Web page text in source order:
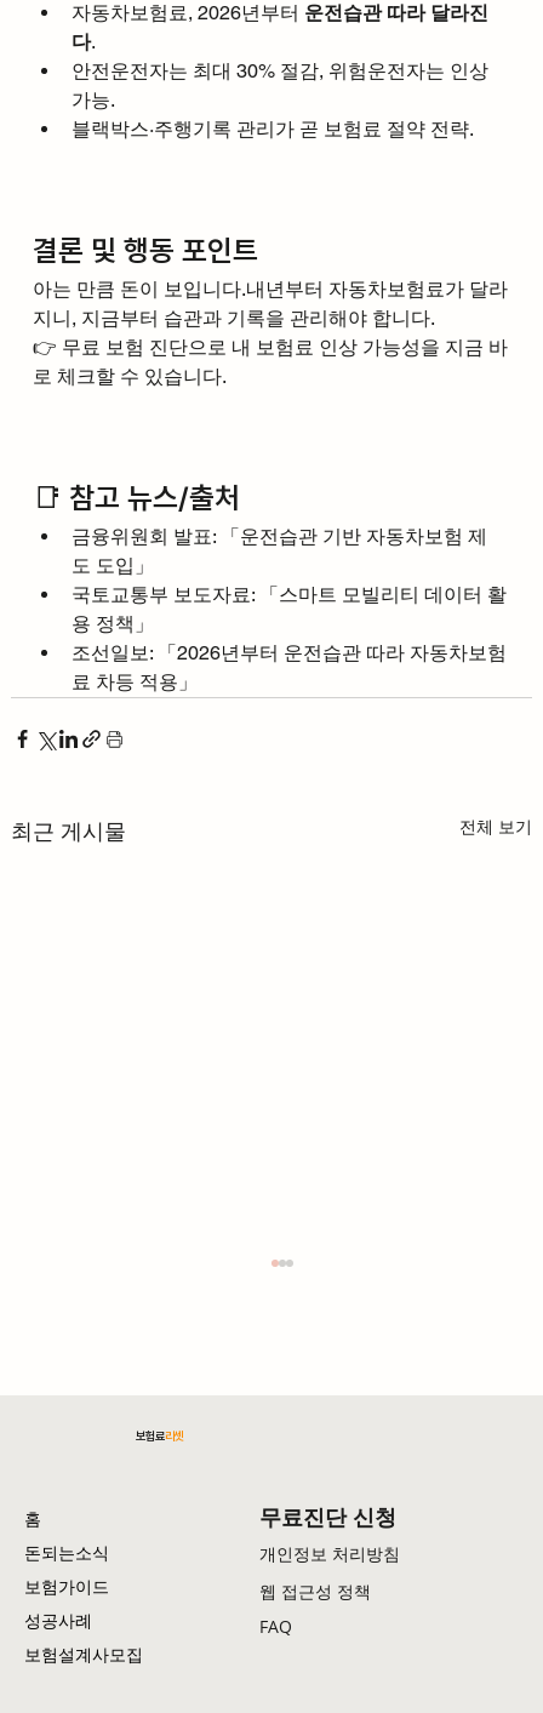
자동차보험료, 2026년부터 운전습관 따라 달라진
다.
안전운전자는 최대 30% 절감, 위험운전자는 인상
가능.
블랙박스·주행기록 관리가 곧 보험료 절약 전략.
결론 및 행동 포인트
아는 만큼 돈이 보입니다.내년부터 자동차보험료가 달라
지니, 지금부터 습관과 기록을 관리해야 합니다.
👉 무료 보험 진단으로 내 보험료 인상 가능성을 지금 바
로 체크할 수 있습니다.
📑 참고 뉴스/출처
금융위원회 발표: 「운전습관 기반 자동차보험 제
도 도입」
국토교통부 보도자료: 「스마트 모빌리티 데이터 활
용 정책」
조선일보: 「2026년부터 운전습관 따라 자동차보험
료 차등 적용」
최근 게시물 전체 보기
암보험 가입 전 반드시 알아야 할 것: "일본 중입
자 치료는 보험되는데 NK 세포 치료는 왜 안 될
까?"
무료진단 신청
개인정보 처리방침
FAQ
웹 접근성 정책
홈
돈되는소식
보험가이드
성공사례
보험설계사모집
보험료리셋